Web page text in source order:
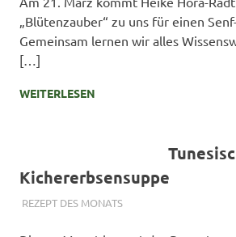
„Blütenzauber“ zu uns für einen
Gemeinsam lernen wir alles
[…]
WEITERLESEN
Kichererbsensuppe
4. MÄRZ 2024
SIMONE SCHMIDT
REZEPT DES MONATS